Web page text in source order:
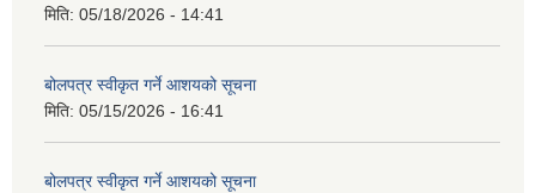
मिति: 05/18/2026 - 14:41
बोलपत्र स्वीकृत गर्ने आशयको सूचना
मिति: 05/15/2026 - 16:41
बोलपत्र स्वीकृत गर्ने आशयको सूचना